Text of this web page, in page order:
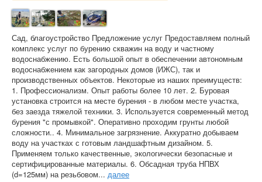
Сад, благоустройство Предложение услуг Предоставляем полный
комплекс услуг по бурению скважин на воду и частному
водоснабжению. Есть большой опыт в обеспечении автономным
водоснабжением как загородных домов (ИЖС), так и
производственных объектов. Некоторые из наших преимуществ:
1. Профессионализм. Опыт работы более 10 лет. 2. Буровая
установка строится на месте бурения - в любом месте участка,
без заезда тяжелой техники. 3. Используется современный метод
бурения "с промывкой". Оперативно проходим грунты любой
сложности.. 4. Минимальное загрязнение. Аккуратно добываем
воду на участках с готовым ландшафтным дизайном. 5.
Применяем только качественные, экологически безопасные и
сертифицированные материалы. 6. Обсадная труба НПВХ
(d=125мм) на резьбовом... далее